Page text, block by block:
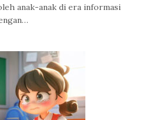
anak-anak di era informasi